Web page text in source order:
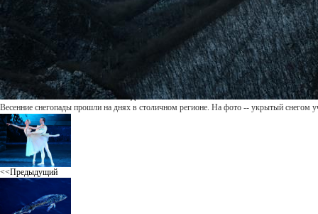
Великая Китайская стена под снегом2017-02-24 10:07МСК
Весенние снегопады прошли на днях в столичном регионе. На фото -- укрытый снегом
<<Предыдущий